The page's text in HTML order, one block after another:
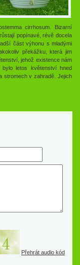
cirrhosum. Bizarní
popínavé, révě docela
část výhonu s mladými
překážku, která jim
jehož existence nám
letos květenství hned
stromech v zahradě. Jejich
Přehrát audio kód